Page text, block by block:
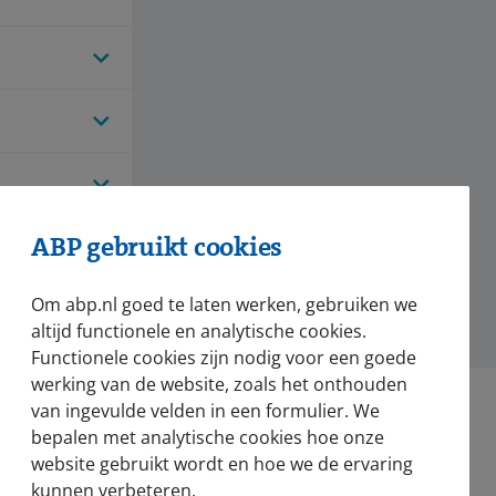
ABP gebruikt cookies
Om abp.nl goed te laten werken, gebruiken we
altijd functionele en analytische cookies.
Functionele cookies zijn nodig voor een goede
werking van de website, zoals het onthouden
van ingevulde velden in een formulier. We
bepalen met analytische cookies hoe onze
website gebruikt wordt en hoe we de ervaring
kunnen verbeteren.